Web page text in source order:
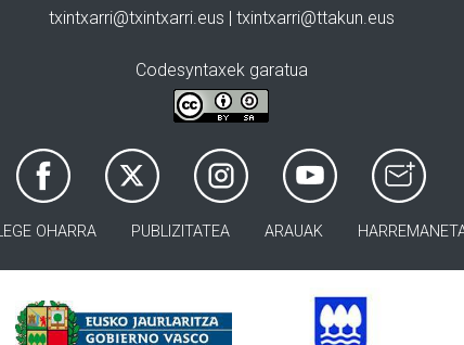
txintxarri@txintxarri.eus | txintxarri@ttakun.eus
Codesyntaxek garatua
OHARRA PUBLIZITATEA ARAUAK